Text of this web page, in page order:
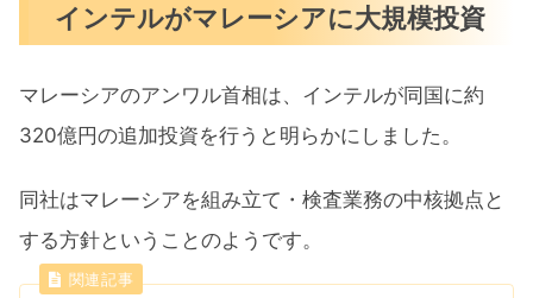
インテルがマレーシアに大規模投資
マレーシアのアンワル首相は、インテルが同国に約
320億円の追加投資を行うと明らかにしました。
同社はマレーシアを組み立て・検査業務の中核拠点と
する方針ということのようです。